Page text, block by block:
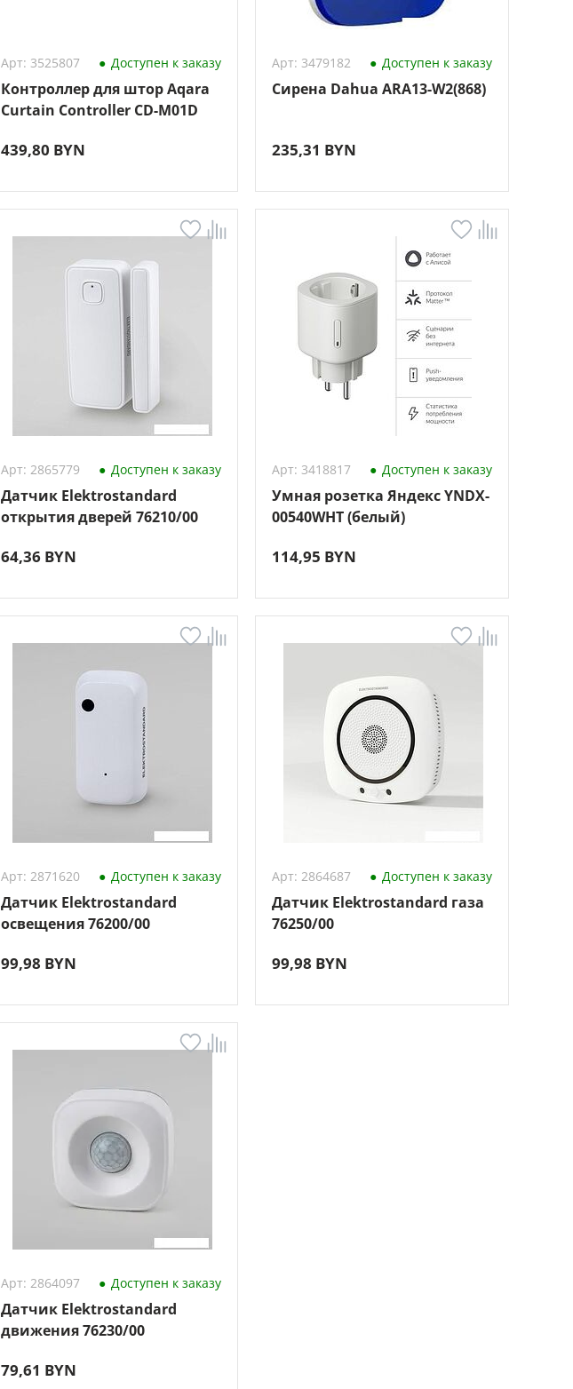
Арт: 3525807 Доступен к заказу
Контроллер для штор Aqara
Curtain Controller CD-M01D
439,80 BYN
Арт: 3479182 Доступен к заказу
Сирена Dahua ARA13-W2(868)
235,31 BYN
Арт: 2865779 Доступен к заказу
Датчик Elektrostandard
открытия дверей 76210/00
64,36 BYN
Арт: 3418817 Доступен к заказу
Умная розетка Яндекс YNDX-
00540WHT (белый)
114,95 BYN
Арт: 2871620 Доступен к заказу
Датчик Elektrostandard
освещения 76200/00
99,98 BYN
Арт: 2864687 Доступен к заказу
Датчик Elektrostandard газа
76250/00
99,98 BYN
Арт: 2864097 Доступен к заказу
Датчик Elektrostandard
движения 76230/00
79,61 BYN